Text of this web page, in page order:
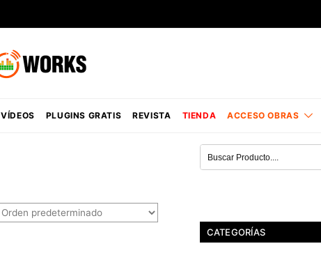
VÍDEOS PLUGINS GRATIS REVISTA TIENDA ACCESO OBRAS
CATEGORÍAS